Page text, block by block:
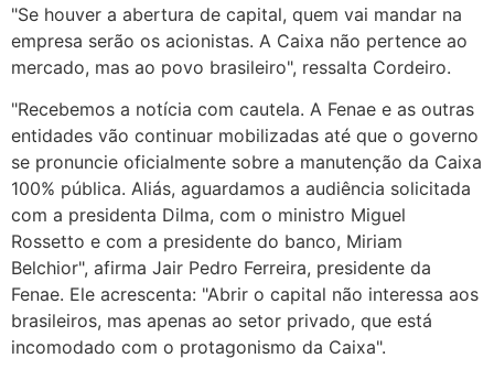
"Se houver a abertura de capital, quem vai mandar na
empresa serão os acionistas. A Caixa não pertence ao
mercado, mas ao povo brasileiro", ressalta Cordeiro.
"Recebemos a notícia com cautela. A Fenae e as outras
entidades vão continuar mobilizadas até que o governo
se pronuncie oficialmente sobre a manutenção da Caixa
100% pública. Aliás, aguardamos a audiência solicitada
com a presidenta Dilma, com o ministro Miguel
Rossetto e com a presidente do banco, Miriam
Belchior", afirma Jair Pedro Ferreira, presidente da
Fenae. Ele acrescenta: "Abrir o capital não interessa aos
brasileiros, mas apenas ao setor privado, que está
incomodado com o protagonismo da Caixa".